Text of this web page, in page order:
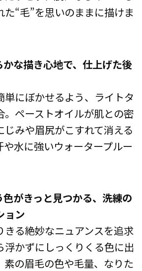
た“毛”を思いのままに描けま
な描き心地で、仕上げた後
単にぼかせるよう、ライトタ
。ペーストオイルが肌との密
じみや眉尻がこすれて消える
や水に強いウォータープルー
がきっと見つかる、洗練の
ョン
きる絶妙なニュアンスを追求
浮かずにしっくりくる色に出
素の眉毛の色や毛量、なりた